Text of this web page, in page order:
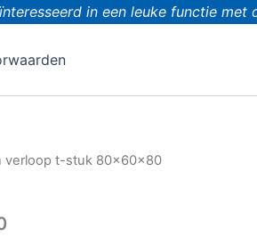
in een leuke functie met
verloop t-stuk 80x60x80